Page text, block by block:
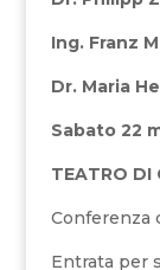
Ing. Franz
Dr. Maria
Sabato 22
TEATRO DI
Conferenza
Entrata per